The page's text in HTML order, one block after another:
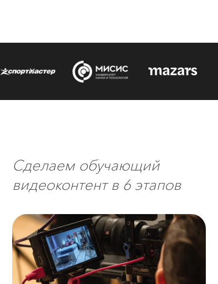
Сделаем обучающий
видеоконтент в 6 этапов